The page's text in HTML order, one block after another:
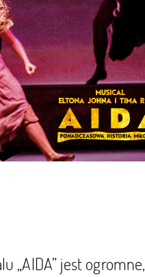
„AIDA” jest ogromne,